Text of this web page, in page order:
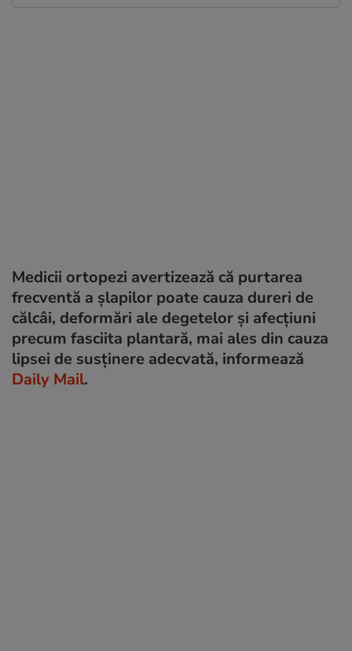
Medicii ortopezi avertizează că purtarea
frecventă a șlapilor poate cauza dureri de
călcâi, deformări ale degetelor și afecțiuni
precum fasciita plantară, mai ales din cauza
lipsei de susținere adecvată, informează
Daily Mail.